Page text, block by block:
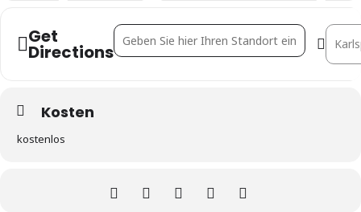
Get
Directions
Address - Info-Session "MSc
Kosten
kostenlos